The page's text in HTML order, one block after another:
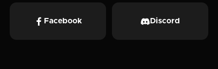
Facebook Discord